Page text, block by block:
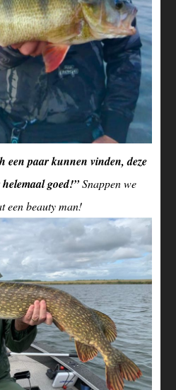
een paar kunnen vinden, deze
goed!”Snappen we
een beauty man!